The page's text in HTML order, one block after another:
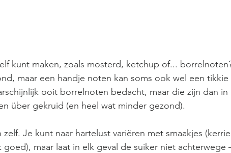
kunt maken, zoals mosterd, ketchup of...
maar een handje noten kan soms ook wel een tikkie
ooit borrelnoten bedacht, maar die zijn dan in
über gekruid (en heel wat minder gezond).
Je kunt naar hartelust variëren met smaakjes
maar laat in elk geval de suiker niet achterwege